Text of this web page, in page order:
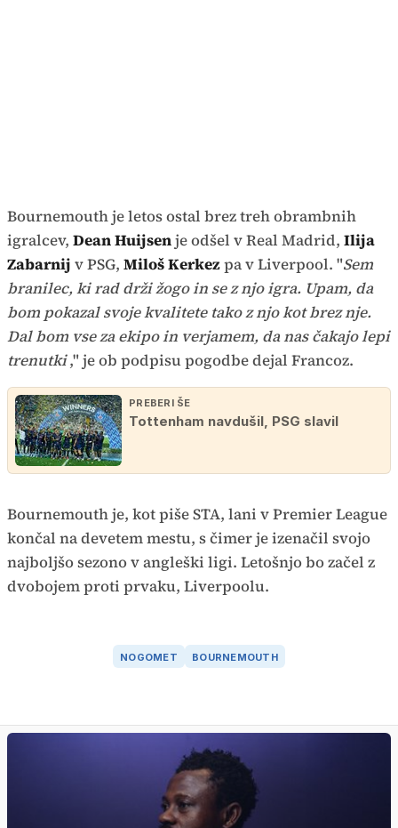
Bournemouth je letos ostal brez treh obrambnih
igralcev, Dean Huijsenje odšel v Real Madrid, Ilija
Zabarnij v PSG, Miloš Kerkezpa v Liverpool. "Sem
branilec, ki rad drži žogo in se z njo igra. Upam, da
bom pokazal svoje kvalitete tako z njo kot brez nje.
Dal bom vse za ekipo in verjamem, da nas čakajo lepi
trenutki," je ob podpisu pogodbe dejal Francoz.
PREBERI ŠE
Tottenham navdušil, PSG slavil
Bournemouth je, kot piše STA, lani v Premier League
končal na devetem mestu, s čimer je izenačil svojo
najboljšo sezono v angleški ligi. Letošnjo bo začel z
dvobojem proti prvaku, Liverpoolu.
NOGOMET BOURNEMOUTH